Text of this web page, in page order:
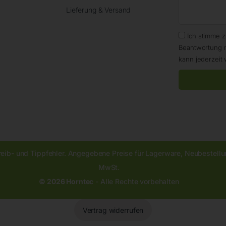
Lieferung & Versand
Ich stimme
Beantwortung
kann jederzeit
und Tippfehler. Angegebene Preise für Lagerware,
MwSt.
© 2026 Horntec - Alle Rechte vorbehalten
Vertrag widerrufen